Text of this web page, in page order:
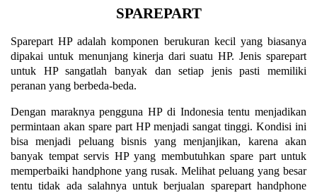
SPAREPART
Sparepart HP adalah komponen berukuran kecil yang biasanya
dipakai untuk menunjang kinerja dari suatu HP. Jenis sparepart
untuk HP sangatlah banyak dan setiap jenis pasti memiliki
peranan yang berbeda-beda.
Dengan maraknya pengguna HP di Indonesia tentu menjadikan
permintaan akan spare part HP menjadi sangat tinggi. Kondisi ini
bisa menjadi peluang bisnis yang menjanjikan, karena akan
banyak tempat servis HP yang membutuhkan spare part untuk
memperbaiki handphone yang rusak. Melihat peluang yang besar
tentu tidak ada salahnya untuk berjualan sparepart handphone